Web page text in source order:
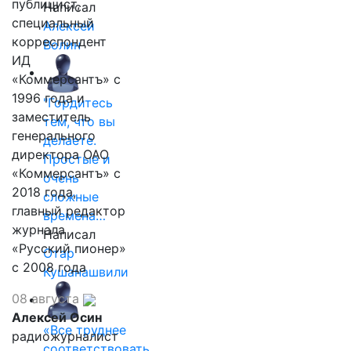
Написал
Алексей
Волин
"Гордитесь
тем, что вы
делаете.
Простые и
очень
сложные
времена…
Написал
Отар
Кушанашвили
«Все труднее
публицист,
специальный
корреспондент
ИД
«Коммерсантъ» с
1996 года и
заместитель
генерального
директора ОАО
«Коммерсантъ» с
2018 года,
главный редактор
журнала
«Русский пионер»
с 2008 года
08 августа
Алексей Осин
радиожурналист